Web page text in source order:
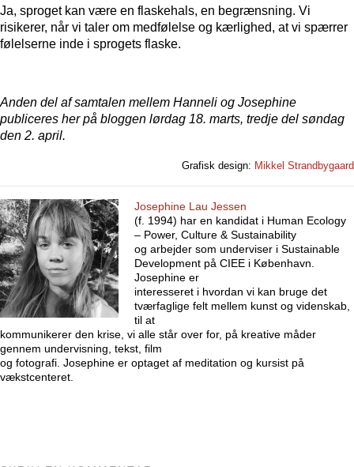
Ja, sproget kan være en flaskehals, en begrænsning. Vi
risikerer, når vi taler om medfølelse og kærlighed, at vi spærrer
følelserne inde i sprogets flaske.
Anden del af samtalen mellem Hanneli og Josephine
publiceres her på bloggen lørdag 18. marts, tredje del søndag
den 2. april.
Grafisk design: Mikkel Strandbygaard
Josephine Lau Jessen
(f. 1994) har en kandidat i Human Ecology
– Power, Culture & Sustainability
og arbejder som underviser i Sustainable
Development på CIEE i København.
Josephine er
interesseret i hvordan vi kan bruge det
tværfaglige felt mellem kunst og videnskab,
til at
kommunikerer den krise, vi alle står over for, på kreative måder
gennem undervisning, tekst, film
og fotografi. Josephine er optaget af meditation og kursist på
vækstcenteret.